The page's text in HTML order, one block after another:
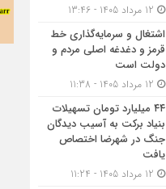
اشتغال و سرمایه‌گذاری خط
قرمز و دغدغه اصلی مردم و
دولت است
۴۴ میلیارد تومان تسهیلات
بنیاد برکت به آسیب دیدگان
جنگ در شهرضا اختصاص
یافت